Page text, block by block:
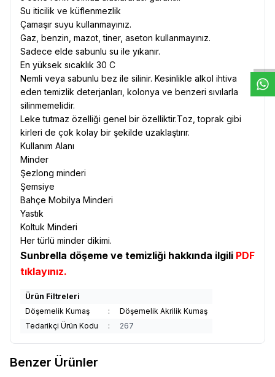
Su iticilik ve küflenmezlik
Çamaşır suyu kullanmayınız.
Gaz, benzin, mazot, tiner, aseton kullanmayınız.
Sadece elde sabunlu su ile yıkanır.
En yüksek sıcaklık 30 C
Nemli veya sabunlu bez ile silinir. Kesinlikle alkol ihtiva
eden temizlik deterjanları, kolonya ve benzeri sıvılarla
silinmemelidir.
Leke tutmaz özelliği genel bir özelliktir.Toz, toprak gibi
kirleri de çok kolay bir şekilde uzaklaştırır.
Kullanım Alanı
Minder
Şezlong minderi
Şemsiye
Bahçe Mobilya Minderi
Yastık
Koltuk Minderi
Her türlü minder dikimi.
Sunbrella döşeme ve temizliği hakkında ilgili PDF
tıklayınız.
Ürün Filtreleri
Döşemelik Kumaş
:
Döşemelik Akrilik Kumaş
Tedarikçi Ürün Kodu
: 267
Benzer Ürünler